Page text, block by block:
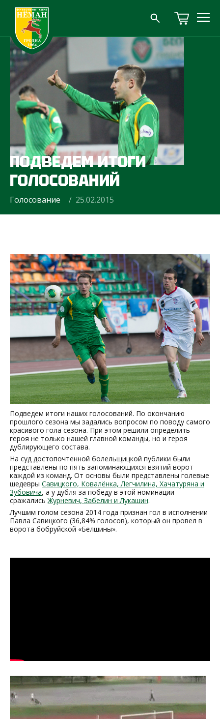
ПОДВЕДЕМ ИТОГИ
ГОЛОСОВАНИЙ
Голосование / 25.02.2015
Подведем итоги наших голосований. По окончанию
прошлого сезона мы задались вопросом по поводу самого
красивого гола сезона. При этом решили определить
героя не только нашей главной команды, но и героя
дублирующего состава.
На суд достопочтенной болельщицкой публики были
представлены по пять запоминающихся взятий ворот
каждой из команд. От основы были представлены голевые
шедевры Савицкого, Ковалёнка, Легчилина, Хачатуряна и
Зубовича, а у дубля за победу в этой номинации
сражалисьЖурневич, Забелин и Лукашин.
Лучшим голом сезона 2014 года признан гол в исполнении
Павла Савицкого (36,84% голосов), который он провел в
ворота бобруйской «Белшины».